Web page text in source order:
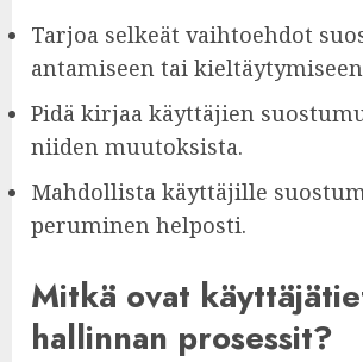
Tarjoa selkeät vaihtoehdot
antamiseen tai
Pidä kirjaa käyttäjien
niiden muutoksista.
Mahdollista käyttäjille
peruminen helposti.
Mitkä ovat
hallinnan prosessit?